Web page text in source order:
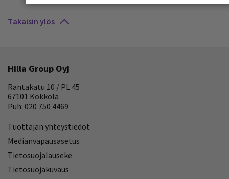
Takaisin ylös
Hilla Group Oyj
Rantakatu 10 / PL 45
67101 Kokkola
Puh: 020 750 4469
Tuottajan yhteystiedot
Medianvapausasetus
Tietosuojalauseke
Tietosuojakuvaus